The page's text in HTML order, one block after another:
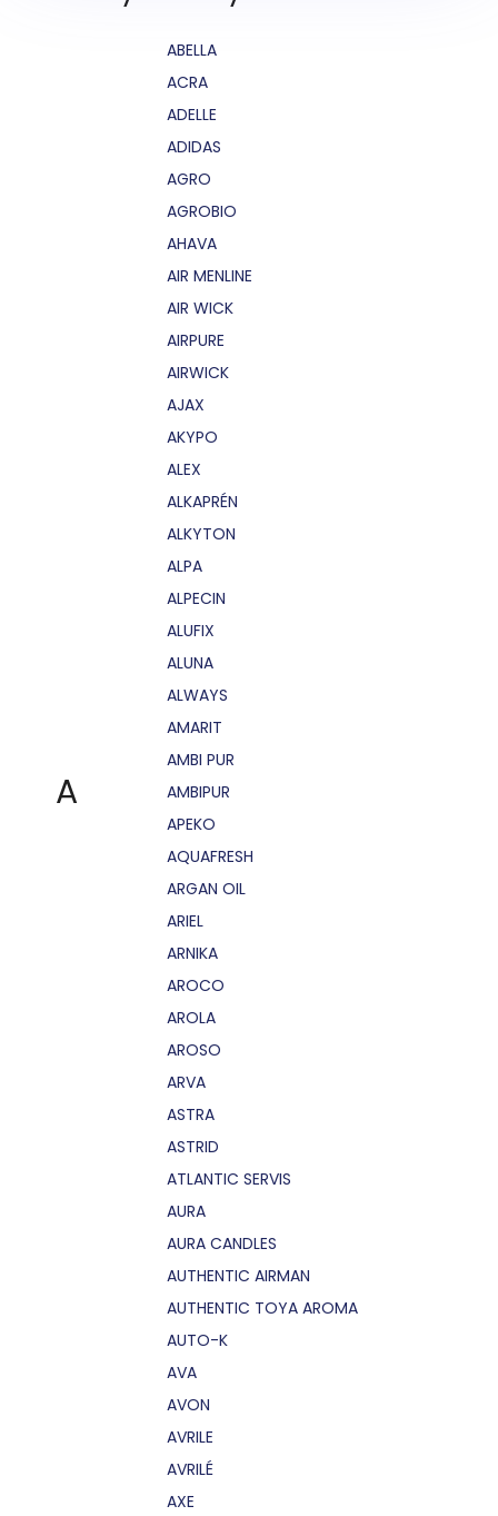
A
ABELLA
ACRA
ADELLE
ADIDAS
AGRO
AGROBIO
AHAVA
AIR MENLINE
AIR WICK
AIRPURE
AIRWICK
AJAX
AKYPO
ALEX
ALKAPRÉN
ALKYTON
ALPA
ALPECIN
ALUFIX
ALUNA
ALWAYS
AMARIT
AMBI PUR
AMBIPUR
APEKO
AQUAFRESH
ARGAN OIL
ARIEL
ARNIKA
AROCO
AROLA
AROSO
ARVA
ASTRA
ASTRID
ATLANTIC SERVIS
AURA
AURA CANDLES
AUTHENTIC AIRMAN
AUTHENTIC TOYA AROMA
AUTO-K
AVA
AVON
AVRILE
AVRILÉ
AXE